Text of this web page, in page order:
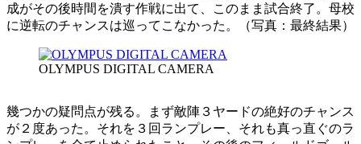
成がその後時間を潰す作戦に出て、このまま試合終了。母校
に逆転のチャンスは巡ってこなかった。（写真：最終結果）
OLYMPUS DIGITAL CAMERA
幾つかの疑問点が残る。まず敵陣３ヤードの絶好のチャンス
が２度あった。それを３回ランプレー、それも真っ直ぐのラ